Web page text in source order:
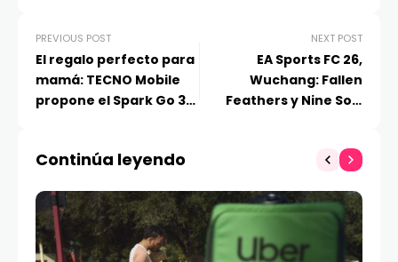
PREVIOUS POST
El regalo perfecto para
mamá: TECNO Mobile
propone el Spark Go 3
conectada en su día
NEXT POST
EA Sports FC 26,
Wuchang: Fallen
Feathers y Nine Sols
PlayStation Plus en
Continúa leyendo